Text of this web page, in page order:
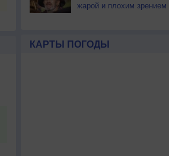
жарой и плохим зрением
КАРТЫ ПОГОДЫ